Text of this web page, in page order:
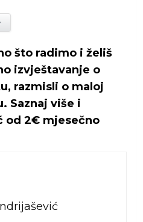
što radimo i želiš
izvještavanje o
razmisli o maloj
Saznaj više i
od 2€ mjesečno